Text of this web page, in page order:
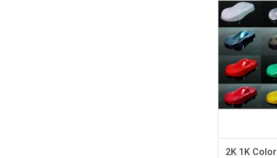
قوة تغطية ممتازة 2K 1K Color